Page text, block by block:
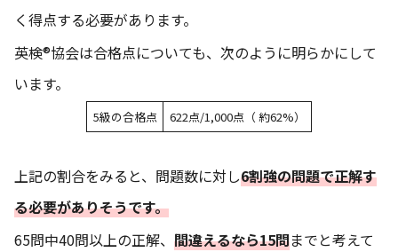
く得点する必要があります。
英検®協会は合格点についても、次のように明らかにして
います。
5級の合格点 622点/1,000点（ 約62%）
上記の割合をみると、問題数に対し6割強の問題で正解す
る必要がありそうです。
65問中40問以上の正解、 間違えるなら15問までと考えて